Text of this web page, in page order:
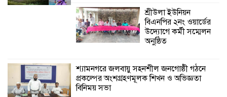
শ্রীউলা ইউনিয়ন
বিএনপির ২নং ওয়ার্ডের
উদ্যোগে কর্মী সম্মেলন
অনুষ্ঠিত
শ্যামনগরে জলবায়ু সহনশীল জনগোষ্ঠী গঠনে
প্রকল্পের অংশগ্রহণমূলক শিখন ও অভিজ্ঞতা
বিনিময় সভা